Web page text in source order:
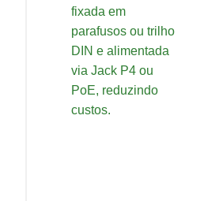
fixada em
parafusos ou trilho
DIN e alimentada
via Jack P4 ou
PoE, reduzindo
custos.